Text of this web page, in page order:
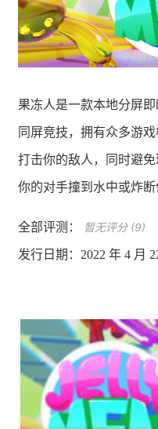
果冻人是一款本地分屏
同屏竞技，拥有众多游
打击你的敌人，同时避
你的对手撞到水中或炸断
全部评测： 暂无评分 (9)
发行日期：2022 年 4 月